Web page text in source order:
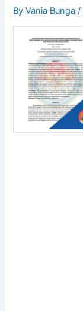
ByVania Bunga/